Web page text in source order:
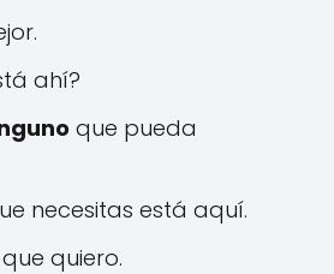
ahí?
que pueda
necesitas está aquí.
quiero.